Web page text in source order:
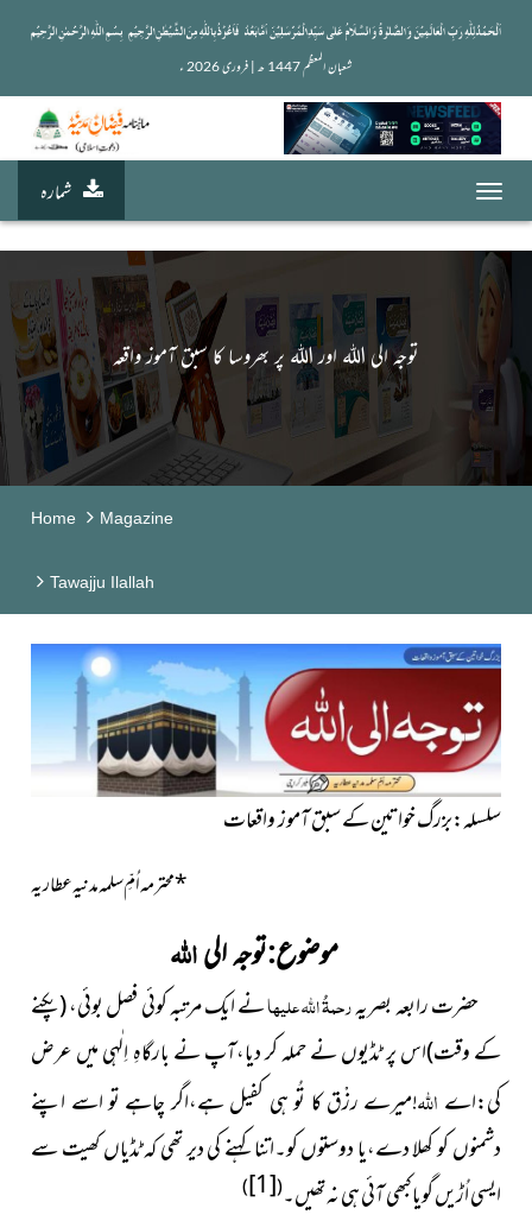
شعبان المعظم 1447 ھ | فروری 2026 ء
شمارہ
توجہ الی اللہ اور اللہ پر بھروسا کا سبق آموز واقعہ
Home Magazine
Tawajju Ilallah
سلسلہ:بزرگ خواتین کے سبق آموز واقعات
*محترمہ اُمِّ سلمہ مدنیہ عطاریہ
موضوع:توجہ الیاللہ
حضرت رابعہ بصریہرحمۃُ اللہ علیہانے ایک مرتبہ کوئی فصل بوئی، (پکنے
کے وقت)اس پر ٹڈیوں نے حملہ کر دیا،آپ نے بارگاہِ اِلٰہیمیں عرض
کی:اےاللہ!میرے رزْق کا تُو ہی کفیل ہے،اگر چاہےتو اسے اپنے
دشمنوں کو کھلا دے،یا دوستوں کو۔اتنا کہنے کی دیر تھیکہ ٹڈیاں کھیت سے
ایسی اُڑیں گویا کبھی آئی ہی نہ تھیں۔(
[1]
)